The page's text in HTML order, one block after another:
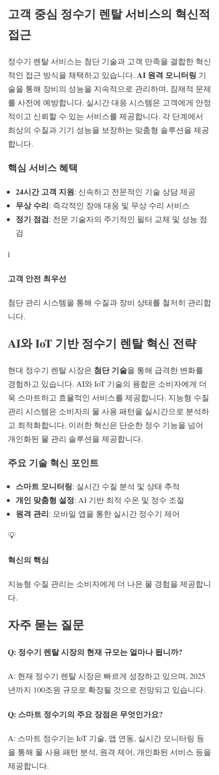
고객 중심 정수기 렌탈서비스의 혁신적
접근
정수기 렌탈 서비스는 첨단 기술과 고객 만족을 결합한 혁신
적인 접근 방식을 채택하고 있습니다. AI 원격 모니터링 기
술을 통해 장비의 성능을 지속적으로 관리하며, 잠재적 문제
를 사전에 예방합니다. 실시간 대응 시스템은 고객에게 안정
적이고 신뢰할 수 있는 서비스를 제공합니다. 각 단계에서
최상의 수질과 기기 성능을 보장하는 맞춤형 솔루션을 제공
합니다.
핵심 서비스 혜택
24시간 고객 지원: 신속하고 전문적인 기술 상담 제공
무상 수리: 즉각적인 장애 대응 및 무상 수리 서비스
정기 점검: 전문 기술자의 주기적인 필터 교체 및 성능 점
검
ℹ️
고객 안전 최우선
첨단 관리 시스템을 통해 수질과 장비 상태를 철저히 관리합
니다.
AI와 IoT 기반정수기 렌탈혁신 전략
현대 정수기 렌탈 시장은 첨단 기술을 통해 급격한 변화를
경험하고 있습니다. AI와 IoT 기술의 융합은 소비자에게 더
욱 스마트하고 효율적인 서비스를 제공합니다. 지능형 수질
관리 시스템은 소비자의 물 사용 패턴을 실시간으로 분석하
고 최적화합니다. 이러한 혁신은 단순한 정수 기능을 넘어
개인화된 물 관리 솔루션을 제공합니다.
주요 기술 혁신 포인트
스마트 모니터링: 실시간 수질 분석 및 상태 추적
개인 맞춤형 설정: AI 기반 최적 수온 및 정수 조절
원격 관리: 모바일 앱을 통한 실시간 정수기 제어
💡
혁신의 핵심
지능형 수질 관리는 소비자에게 더 나은 물 경험을 제공합니
다.
자주 묻는 질문
Q: 정수기 렌탈 시장의 현재 규모는 얼마나 됩니까?
A: 현재 정수기 렌탈 시장은 빠르게 성장하고 있으며, 2025
년까지 100조원 규모로 확장될 것으로 전망되고 있습니다.
Q: 스마트 정수기의 주요 장점은 무엇인가요?
A: 스마트 정수기는 IoT 기술, 앱 연동, 실시간 모니터링 등
을 통해 물 사용 패턴 분석, 원격 제어, 개인화된 서비스 등을
제공합니다.